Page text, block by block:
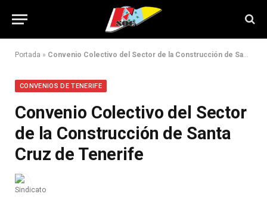
Portada » Convenio Colectivo del Sector de la Construcción de Santa Cruz de Tenerife
CONVENIOS DE TENERIFE
Convenio Colectivo del Sector
de la Construcción de Santa
Cruz de Tenerife